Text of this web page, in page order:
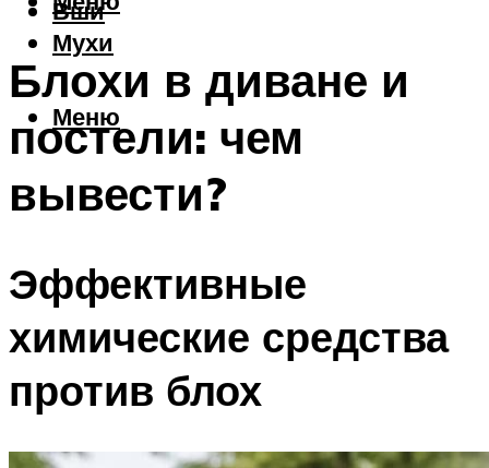
Вши
Мухи
Меню
Блохи в диване и
постели: чем
вывести?
Эффективные
химические средства
против блох